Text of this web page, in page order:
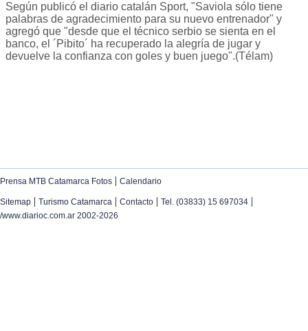
Según publicó el diario catalán Sport, "Saviola sólo tiene
palabras de agradecimiento para su nuevo entrenador" y
agregó que "desde que el técnico serbio se sienta en el
banco, el ´Pibito´ ha recuperado la alegría de jugar y
devuelve la confianza con goles y buen juego".(Télam)
Prensa MTB Catamarca Fotos | Calendario
Sitemap | Turismo Catamarca | Contacto | Tel. (03833) 15 697034 |
/www.diarioc.com.ar 2002-2026